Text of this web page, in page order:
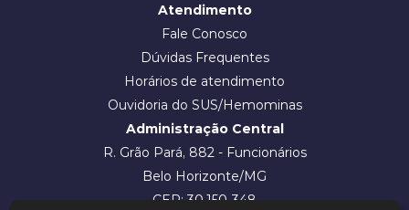
Atendimento
Fale Conosco
Dúvidas Frequentes
Horários de atendimento
Ouvidoria do SUS/Hemominas
Administração Central
R. Grão Pará, 882 - Funcionários
Belo Horizonte/MG
CEP: 30.150-348